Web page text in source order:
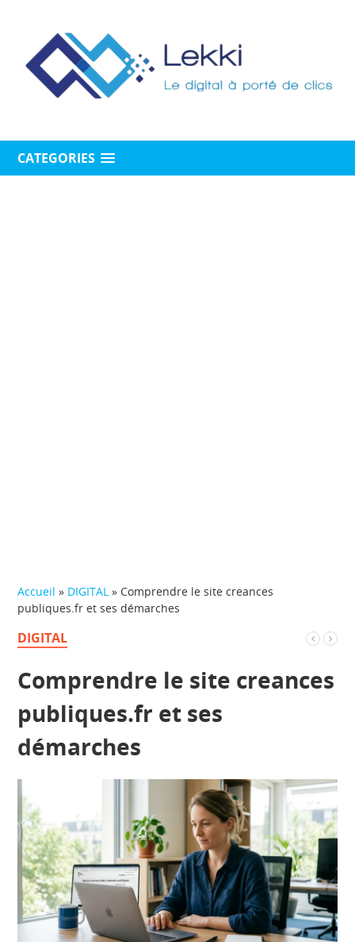
CATEGORIES
Accueil » DIGITAL » Comprendre le site creances
publiques.fr et ses démarches
DIGITAL
Comprendre le site creances
publiques.fr et ses
démarches